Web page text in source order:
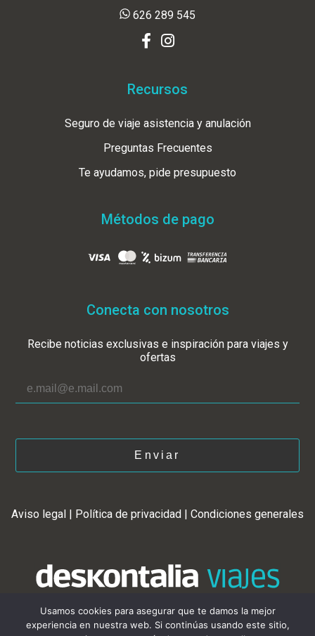
626 289 545
Recursos
Seguro de viaje asistencia y anulación
Preguntas Frecuentes
Te ayudamos, pide presupuesto
Métodos de pago
Conecta con nosotros
Recibe noticias exclusivas e inspiración para viajes y
ofertas
Enviar
Aviso legal | Política de privacidad | Condiciones generales
Usamos cookies para asegurar que te damos la mejor
experiencia en nuestra web. Si continúas usando este sitio,